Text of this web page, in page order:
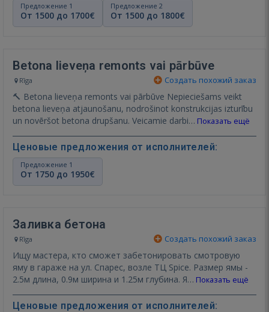
Предложение 1
От 1500 до 1700€
Предложение 2
От 1500 до 1800€
Betona lieveņa remonts vai pārbūve
Rīga Создать похожий заказ
🔨 Betona lieveņa remonts vai pārbūve Nepieciešams veikt
betona lieveņa atjaunošanu, nodrošinot konstrukcijas izturību
un novēršot betona drupšanu. Veicamie darbi… Показать ещё
Ценовые предложения от исполнителей:
Предложение 1
От 1750 до 1950€
Заливка бетона
Rīga Создать похожий заказ
Ищу мастера, кто сможет забетонировать смотровую
яму в гараже на ул. Спарес, возле ТЦ Spice. Размер ямы -
2.5м длина, 0.9м ширина и 1.25м глубина. Я… Показать ещё
Ценовые предложения от исполнителей: